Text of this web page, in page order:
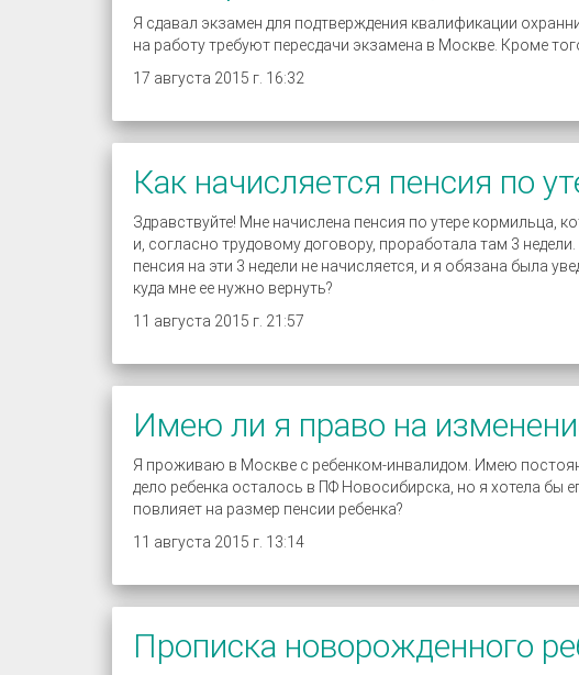
Я сдавал экзамен для подтверждения квалификации
на работу требуют пересдачи экзамена в Москве. Кроме
17 августа 2015 г. 16:32
Как начисляется пенсия по
Здравствуйте! Мне начислена пенсия по утере кормильца,
и, согласно трудовому договору, проработала там 3
пенсия на эти 3 недели не начисляется, и я обязана была
куда мне ее нужно вернуть?
11 августа 2015 г. 21:57
Имею ли я право на
Я проживаю в Москве с ребенком-инвалидом. Имею
дело ребенка осталось в ПФ Новосибирска, но я хотела бы
повлияет на размер пенсии ребенка?
11 августа 2015 г. 13:14
Прописка новорожденного